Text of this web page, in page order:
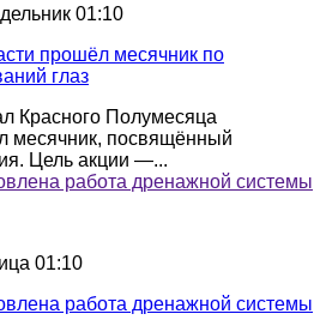
01:10
прошёл месячник по
глаз
Красного Полумесяца
месячник, посвящённый
Цель акции —...
работа дренажной системы
01:10
работа дренажной системы